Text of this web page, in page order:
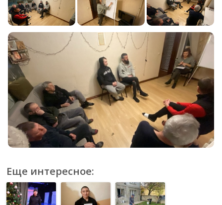
Еще интересное: